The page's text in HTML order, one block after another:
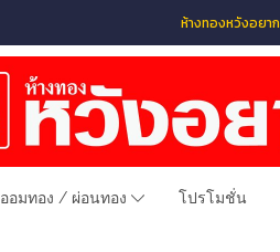
ห้างทองหวังอย
ออมทอง / ผ่อนทอง โปรโมชั่น